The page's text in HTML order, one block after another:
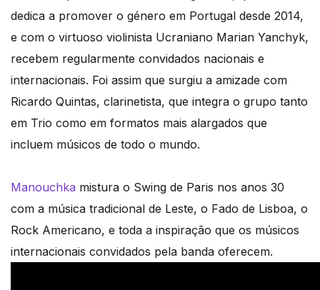
dedica a promover o género em Portugal desde 2014,
e com o virtuoso violinista Ucraniano Marian Yanchyk,
recebem regularmente convidados nacionais e
internacionais. Foi assim que surgiu a amizade com
Ricardo Quintas, clarinetista, que integra o grupo tanto
em Trio como em formatos mais alargados que
incluem músicos de todo o mundo.
Manouchka mistura o Swing de Paris nos anos 30
com a música tradicional de Leste, o Fado de Lisboa, o
Rock Americano, e toda a inspiração que os músicos
internacionais convidados pela banda oferecem.